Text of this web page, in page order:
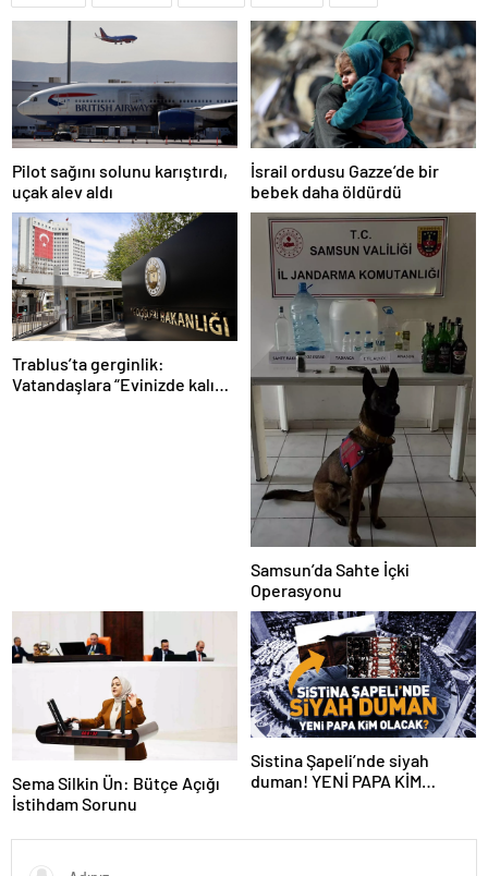
Pilot sağını solunu karıştırdı,
uçak alev aldı
İsrail ordusu Gazze’de bir
bebek daha öldürdü
Trablus’ta gerginlik:
Vatandaşlara “Evinizde kalın”
Samsun’da Sahte İçki
Operasyonu
Sema Silkin Ün: Bütçe Açığı
İstihdam Sorunu
Sistina Şapeli’nde siyah
duman! YENİ PAPA KİM